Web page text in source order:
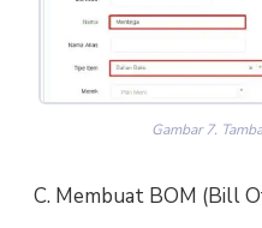
Gambar 7.
C. Membuat BOM (Bill